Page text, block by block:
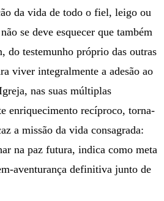
da vida de todo o fiel, leigo ou
se deve esquecer que também
do testemunho próprio das outras
viver integralmente a adesão ao
nas suas múltiplas
enriquecimento recíproco, torna-
a missão da vida consagrada:
na paz futura, indica como meta
aventurança definitiva junto de